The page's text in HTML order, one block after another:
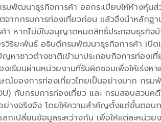
มพัฒนาธุรกิจการค้า ออกระเบียบให้ห้างหุ้นส่
ากกรมการท่องเที่ยวก่อน แล้วจึงนำหลักฐา
หากไม่มีใบอนุญาตหมดสิทธิ์ประกอบธุรกิจบั
วิริยะพันธ์ อธิบดีกรมพัฒนาธุรกิจการค้า เปิด
หาชาวต่างชาติเข้ามาประกอบกิจการท่องเ
เรียนผ่านหน่วยงานที่รับผิดชอบเพื่อให้เร่ง
ณ์ของการท่องเที่ยวไทยเป็นอย่างมาก กร
กับกรมการท่องเที่ยว และ กรมสอบสวนค
างจริงจัง โดยให้ความสำคัญตั้งแต่ขั้นตอน
ลกเปลี่ยนข้อมูลระหว่างกัน เพื่อให้แต่ละหน่วย